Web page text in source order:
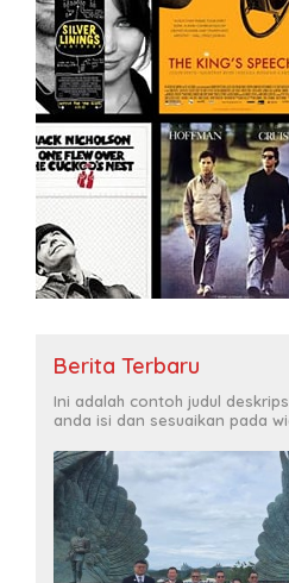
Berita Terbaru
Ini adalah contoh judul
anda isi dan sesuaikan pada